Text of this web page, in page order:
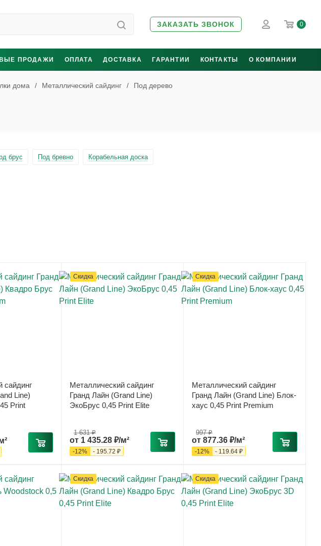
ЗАКАЗАТЬ ЗВОНОК 0
ПРОДАЖИ ОПЛАТА ДОСТАВКА ГАРАНТИИ КОНТАКТЫ О КОМПАНИИ
дома / Металлический сайдинг / Под дерево
брус Под бревно Корабельная доска
сайдинг
Line)
Print
Скидка
Металлический сайдинг
Гранд Лайн (Grand Line)
ЭкоБрус 0,45 Print Elite
от 1 435.28 ₽/м²
1 631 ₽
-12% - 195.72 ₽
Скидка
Металлический сайдинг
Гранд Лайн (Grand Line) Блок-
хаус 0,45 Print Premium
от 877.36 ₽/м²
997 ₽
-12% - 119.64 ₽
Скидка Скидка